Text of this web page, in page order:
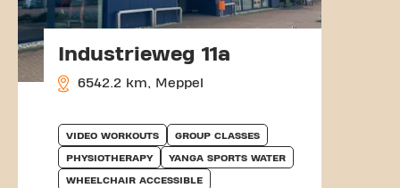
Industrieweg 11a
6542.2 km, Meppel
VIDEO WORKOUTS GROUP CLASSES
PHYSIOTHERAPY YANGA SPORTS WATER
WHEELCHAIR ACCESSIBLE